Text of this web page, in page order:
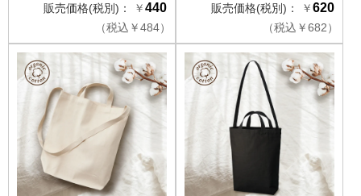
販売価格(税別)： ￥440
（税込 ￥484）
販売価格(税別)： ￥620
（税込 ￥682）